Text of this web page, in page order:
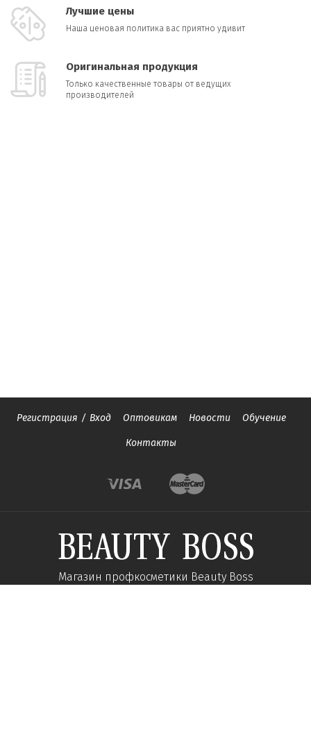
Лучшие цены
Наша ценовая политика вас приятно удивит
Оригинальная продукция
Только качественные товары от ведущих
производителей
Регистрация / Вход Оптовикам Новости Обучение
Контакты
Магазин профкосметики Beauty Boss